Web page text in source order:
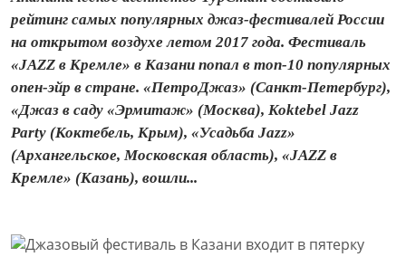
рейтинг самых популярных джаз-фестивалей России
на открытом воздухе летом 2017 года. Фестиваль
«JAZZ в Кремле» в Казани попал в топ-10 популярных
опен-эйр в стране. «ПетроДжаз» (Санкт-Петербург),
«Джаз в саду «Эрмитаж» (Москва), Koktebel Jazz
Party (Коктебель, Крым), «Усадьба Jazz»
(Архангельское, Московская область), «JAZZ в
Кремле» (Казань), вошли...